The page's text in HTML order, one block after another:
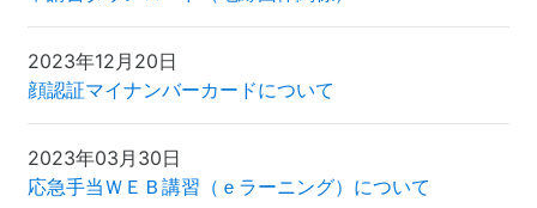
2023年12月20日
顔認証マイナンバーカードについて
2023年03月30日
応急手当ＷＥＢ講習（ｅラーニング）について